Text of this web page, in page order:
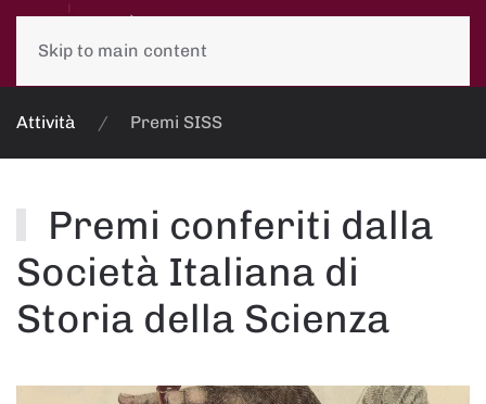
Skip to main content
Attività Premi SISS
Premi conferiti dalla
Società Italiana di
Storia della Scienza